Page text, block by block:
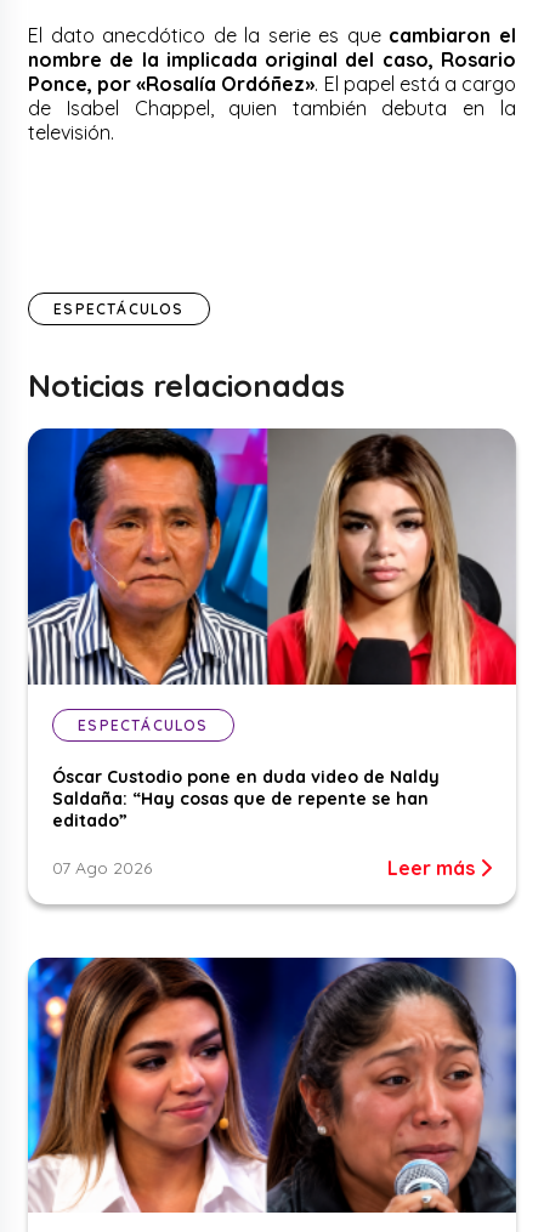
El dato anecdótico de la serie es que cambiaron el
nombre de la implicada original del caso, Rosario
Ponce, por «Rosalía Ordóñez». El papel está a cargo
de Isabel Chappel, quien también debuta en la
televisión.
ESPECTÁCULOS
Noticias relacionadas
ESPECTÁCULOS
Óscar Custodio pone en duda video de Naldy
Saldaña: “Hay cosas que de repente se han
editado”
07 Ago 2026 Leer más